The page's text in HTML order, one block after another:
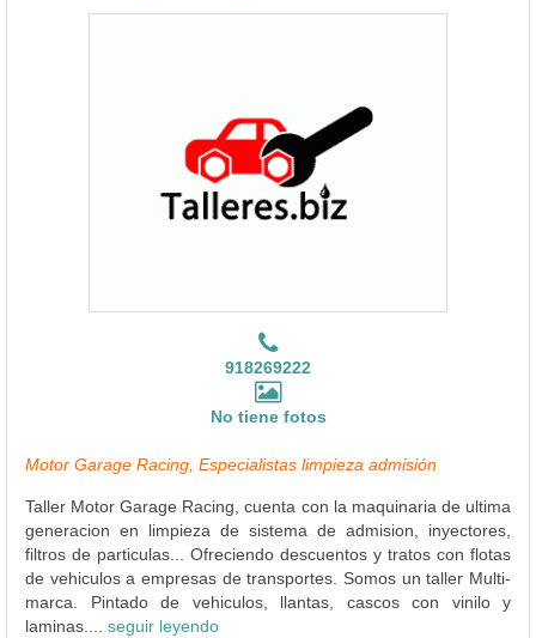
918269222
No tiene fotos
Motor Garage Racing, Especialistas limpieza admisión
Taller Motor Garage Racing, cuenta con la maquinaria de ultima
generacion en limpieza de sistema de admision, inyectores,
filtros de particulas... Ofreciendo descuentos y tratos con flotas
de vehiculos a empresas de transportes. Somos un taller Multi-
marca. Pintado de vehiculos, llantas, cascos con vinilo y
laminas.... seguir leyendo